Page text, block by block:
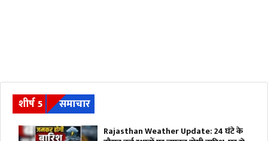
शीर्ष 5 समाचार
Rajasthan Weather Update: 24 घंटे के